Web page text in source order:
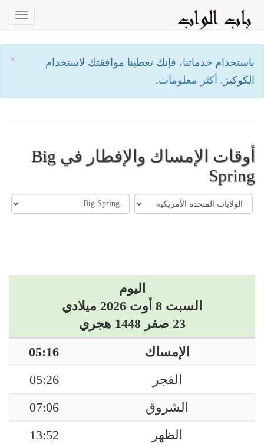
×
باستخدام خدماتنا، فإنك تعطينا موافقتك لاستخدام
الكوكيز. أكثر معلومات.
أوقات الإمساك والإفطار في Big
Spring
اليوم
السبت 8 أوت 2026 ميلادي
23 صفر 1448 هجري
الإمساك
05:16
الفجر
05:26
الشروق
07:06
الظهر
13:52